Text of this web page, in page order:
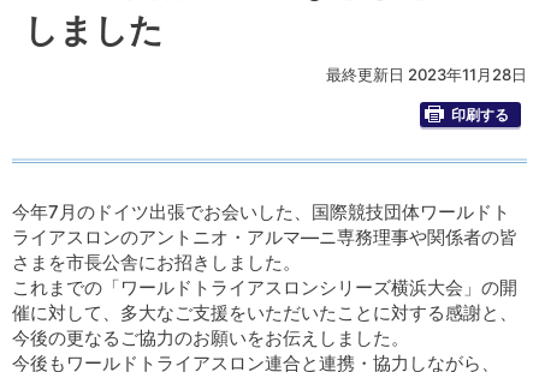
しました
最終更新日 2023年11月28日
印刷する
今年7月のドイツ出張でお会いした、国際競技団体ワールドト
ライアスロンのアントニオ・アルマ―ニ専務理事や関係者の皆
さまを市長公舎にお招きしました。
これまでの「ワールドトライアスロンシリーズ横浜大会」の開
催に対して、多大なご支援をいただいたことに対する感謝と、
今後の更なるご協力のお願いをお伝えしました。
今後もワールドトライアスロン連合と連携・協力しながら、